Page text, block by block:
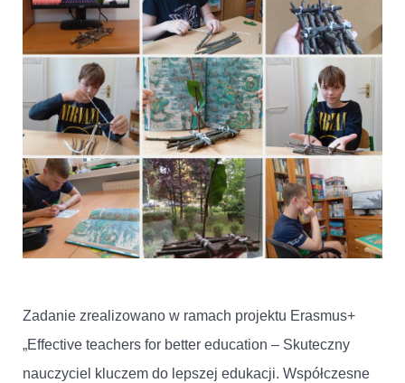
Zadanie zrealizowano w ramach projektu Erasmus+
„Effective teachers for better education – Skuteczny
nauczyciel kluczem do lepszej edukacji. Współczesne